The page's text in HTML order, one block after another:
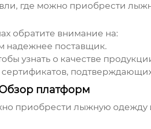
где можно приобрести
обратите внимание на:
надежнее поставщик.
узнать о качестве
платформ
приобрести лыжную одежду